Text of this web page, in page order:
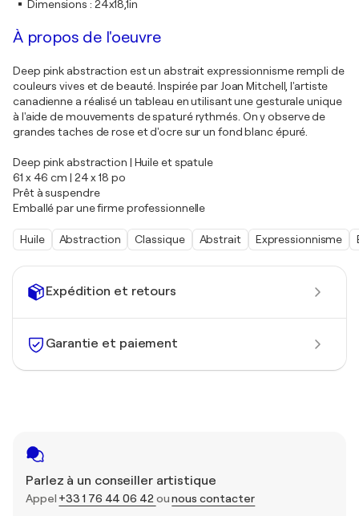
Expédition et retours
Garantie et paiement
Parlez à un conseiller artistique
Appel +33 1 76 44 06 42 ounous contacter
Dimensions : 24x18,1in
À propos de l'oeuvre
Deep pink abstraction est un abstrait expressionnisme rempli de
couleurs vives et de beauté. Inspirée par Joan Mitchell, l'artiste
canadienne a réalisé un tableau en utilisant une gesturale unique
à l'aide de mouvements de spaturé rythmés. On y observe de
grandes taches de rose et d'ocre sur un fond blanc épuré.
Deep pink abstraction | Huile et spatule
61 x 46 cm | 24 x 18 po
Prêt à suspendre
Emballé par une firme professionnelle
Huile Abstraction Classique Abstrait Expressionnisme